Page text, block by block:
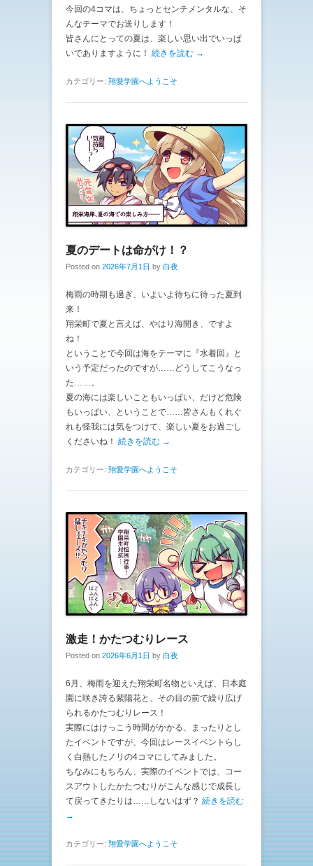
今回の4コマは、ちょっとセンチメンタルな、そ
んなテーマでお送りします！
皆さんにとっての夏は、楽しい思い出でいっぱ
いでありますように！ 続きを読む →
カテゴリー: 翔愛学園へようこそ
夏のデートは命がけ！？
Posted on 2026年7月1日 by 白夜
梅雨の時期も過ぎ、いよいよ待ちに待った夏到
来！
翔栄町で夏と言えば、やはり海開き、ですよ
ね！
ということで今回は海をテーマに『水着回』と
いう予定だったのですが……どうしてこうなっ
た……。
夏の海には楽しいこともいっぱい、だけど危険
もいっぱい、ということで……皆さんもくれぐ
れも怪我には気をつけて、楽しい夏をお過ごし
くださいね！ 続きを読む →
カテゴリー: 翔愛学園へようこそ
激走！かたつむりレース
Posted on 2026年6月1日 by 白夜
6月、梅雨を迎えた翔栄町名物といえば、日本庭
園に咲き誇る紫陽花と、その目の前で繰り広げ
られるかたつむりレース！
実際にはけっこう時間がかかる、まったりとし
たイベントですが、今回はレースイベントらし
く白熱したノリの4コマにしてみました。
ちなみにもちろん、実際のイベントでは、コー
スアウトしたかたつむりがこんな感じで成長し
て戻ってきたりは……しないはず？ 続きを読む
→
カテゴリー: 翔愛学園へようこそ